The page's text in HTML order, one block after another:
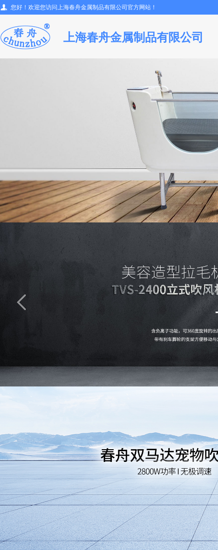
您好！欢迎您访问上海春舟金属制品有限公司官方网站！
上海春舟金属制品有限公司